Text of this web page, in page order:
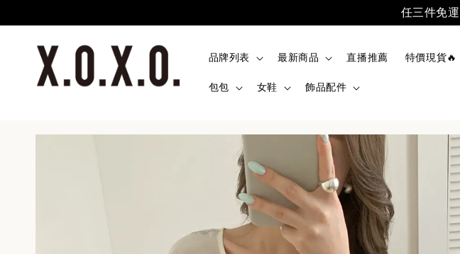
任三件免
品牌列表 最新商品 直播推薦 特價現貨🔥
包包 女鞋 飾品配件